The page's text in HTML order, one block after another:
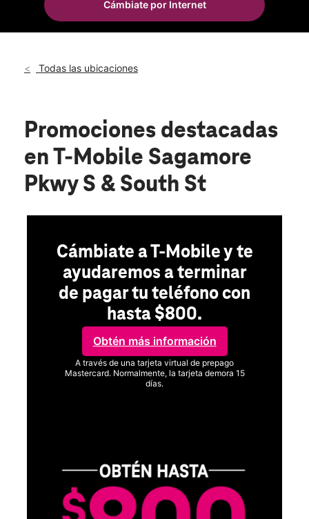
Mié.:
11:00 a.m. a 7:00 p.m.
1 Sagamore Parkway S Ste A Lafayette, IN 47905
Cámbiate por Internet
Todas las ubicaciones
Promociones destacadas
en T-Mobile Sagamore
Pkwy S & South St
Cámbiate a T-Mobile y te
ayudaremos a terminar
de pagar tu teléfono con
hasta $800.
Obtén más información
A través de una tarjeta virtual de prepago
Mastercard. Normalmente, la tarjeta demora 15
días.